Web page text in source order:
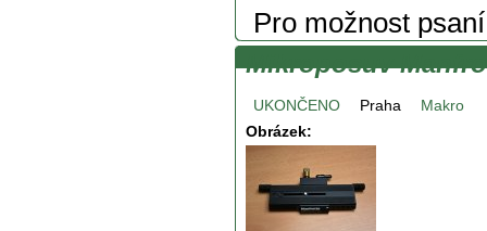
Pro možnost
Mikroposuv
UKONČENO Praha
Makro
Obrázek: